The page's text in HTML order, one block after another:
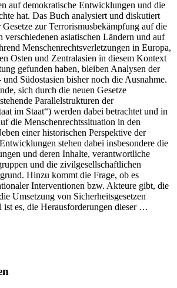
auf demokratische Entwicklungen und die
hat. Das Buch analysiert und diskutiert
zur Terrorismusbekämpfung auf die
verschiedenen asiatischen Ländern und auf
Menschenrechtsverletzungen in Europa,
Osten und Zentralasien in diesem Kontext
gefunden haben, bleiben Analysen der
Südostasien bisher noch die Ausnahme.
sich durch die neuen Gesetze
Parallelstrukturen der
im Staat“) werden dabei betrachtet und in
die Menschenrechtssituation in den
einer historischen Perspektive der
stehen dabei insbesondere die
und deren Inhalte, verantwortliche
und die zivilgesellschaftlichen
Hinzu kommt die Frage, ob es
Interventionen bzw. Akteure gibt, die
Umsetzung von Sicherheitsgesetzen
ist es, die Herausforderungen dieser …